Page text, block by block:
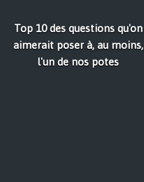
Top 10 des questions qu'on
aimerait poser à, au moins,
l'un de nos potes